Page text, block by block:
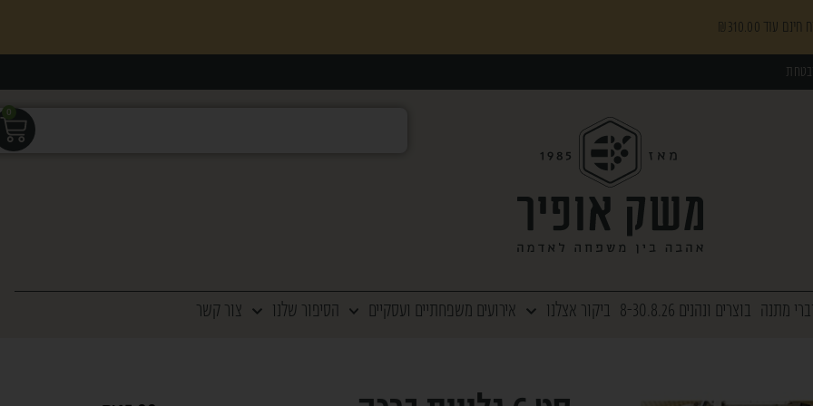
₪310.00
0
מתנה בוצרים ונהנים 8-30.8.26 ביקור אצלנו אירועים משפחתיים ועסקיים הסיפור שלנו צור קשר